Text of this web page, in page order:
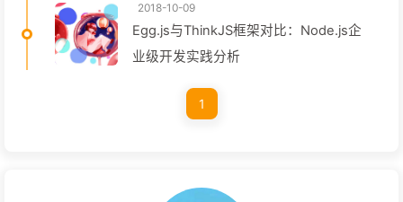
2018-10-09
Egg.js与ThinkJS框架对比：Node.js企
业级开发实践分析
1